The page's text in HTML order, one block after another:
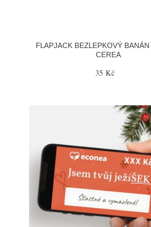
FLAPJACK BEZLEPKOVÝ BANÁN
CEREA
35 Kč